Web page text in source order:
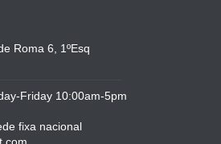
Roma 6, 1ºEsq
Friday 10:00am-5pm
fixa nacional